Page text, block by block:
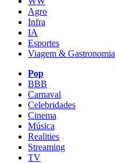
Agro
Infra
IA
Esportes
Viagem & Gastronomia
Pop
BBB
Carnaval
Celebridades
Cinema
Música
Realities
Streaming
TV